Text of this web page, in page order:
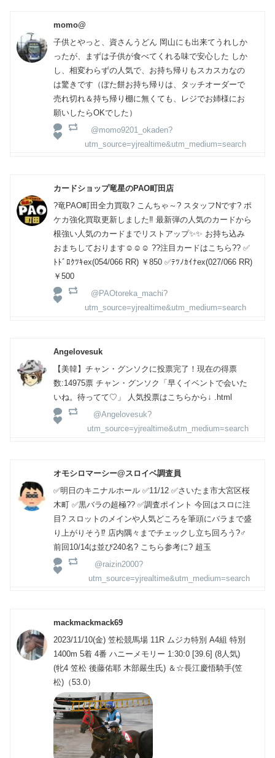
momo@
子供とやっと、資さんうどん 岡山にも出来てうれしか
ったが、まずは子供が食べてくれる味で安心した しか
し、相変わらずの人気で、お持ち帰りもスカスカなの
は驚きです（ぼた餅お持ち帰りは、タッチオーダーで
売れ切れ＆持ち帰り棚に無くても、レジでお姉様にお
願いしたらOKでした）
@momo9201_okaden?
utm_source=yjrealtime&utm_medium=search
カードショップ竜星のPAO町田店
?竜PAO町田全力買取? こんちゃ～? スタッフNです? ポ
ケカ強化買取更新しました‼ 最新弾の人気のカードから
根強い人気のカードまでリストアップ✨✨ お持ち込み
おまちしております☺☺☺ ??注目カードはこちら?? ✅
ﾄﾄﾞﾛｸﾂｷex(054/066 RR) ￥850 ✅ﾃﾂﾉｶｲﾅex(027/066 RR)
￥500
@PAOtoreka_machi?
utm_source=yjrealtime&utm_medium=search
Angelovesuk
【美韓】チャン・グンソクに投票完了！現在の得票
数:14975票 チャン・グンソク「早くイベントで会いた
いね。待ってて♡」 人気投票はこちらから↓ .html
@Angelovesuk?
utm_source=yjrealtime&utm_medium=search
オモシロマーシー@スロイベ調査員
✅明日のキニナルホール ✅11/12 ✅さいたま市大宮区桜
木町 ✅黒バラの超極?? ✅調査ポイント 今回はスロに注
目? スロットのメインや人気どころを筆頭にバラまで盛
り上がりそう⁉️ 店内隅々までチェックし立ち回ろう?‍♂️
前回10/14は並び240名? こちら参考に? 超玉
@raizin2000?
utm_source=yjrealtime&utm_medium=search
mackmackmack69
2023/11/10(金) 笠松競馬場 11R ムジカ特別 A4組 特別
1400m 5着 4番 ハニーメモリー 1:30:0 [39.6] (8人気)
(牝4 笠松 後藤佑耶 木部嚴生氏) ＆☆長江慶悟騎手(笠
松)（53.0）